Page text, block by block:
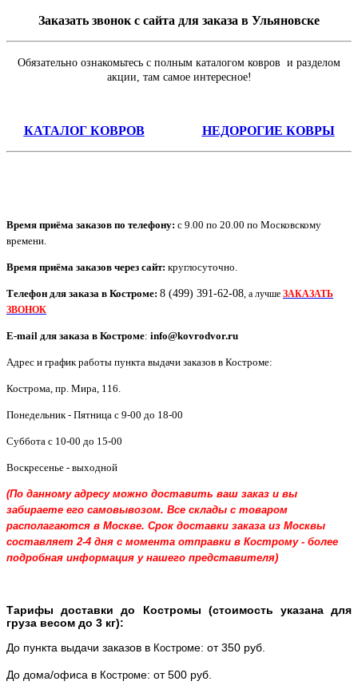
Заказать звонок с сайта для заказа в Ульяновске
Обязательно ознакомьтесь с полным каталогом ковров и разделом
акции, там самое интересное!
КАТАЛОГ КОВРОВ НЕДОРОГИЕ КОВРЫ
Время приёма заказов по телефону: с 9.00 по 20.00 по Московскому
времени.
Время приёма заказов через сайт: круглосуточно.
Телефон для заказа в Костроме: 8 (499) 391-62-08, а лучше ЗАКАЗАТЬ
ЗВОНОК
E-mail для заказа в Костроме: info@kovrodvor.ru
Адрес и график работы пункта выдачи заказов в Костроме:
Кострома пр. Мира, 116
Понедельник - Пятница с 9-00 до 18-00
Суббота с 10-00 до 15-00
Воскресенье - выходной
(По данному адресу можно доставить ваш заказ и вы
забираете его самовывозом. Все склады с товаром
располагаются в Москве. Срок доставки заказа из Москвы
составляет 2-4 дня с момента отправки в Кострому - более
подробная информация у нашего представителя)
Тарифы доставки до Костромы (стоимость указана для
груза весом до 3 кг):
До пункта выдачи заказов в Костроме: от 350 руб.
До дома/офиса в Костроме: от 500 руб.